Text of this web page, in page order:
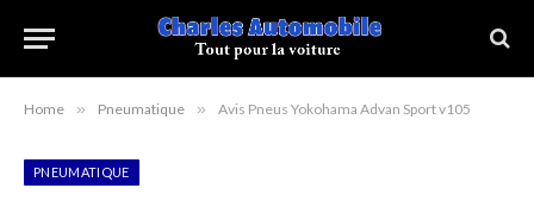
Home » Pneumatique » Avis Pneus Yokohama Advan Sport v105
PNEUMATIQUE